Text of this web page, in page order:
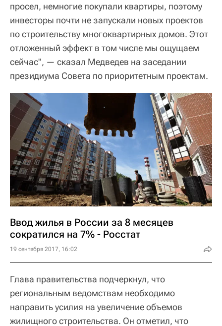
просел, немногие покупали квартиры, поэтому
инвесторы почти не запускали новых проектов
по строительству многоквартирных домов. Этот
отложенный эффект в том числе мы ощущаем
сейчас", — сказал Медведев на заседании
президиума Совета по приоритетным проектам.
Ввод жилья в России за 8 месяцев
сократился на 7% - Росстат
19 сентября 2017, 16:02
Глава правительства подчеркнул, что
региональным ведомствам необходимо
направить усилия на увеличение объемов
жилищного строительства. Он отметил, что